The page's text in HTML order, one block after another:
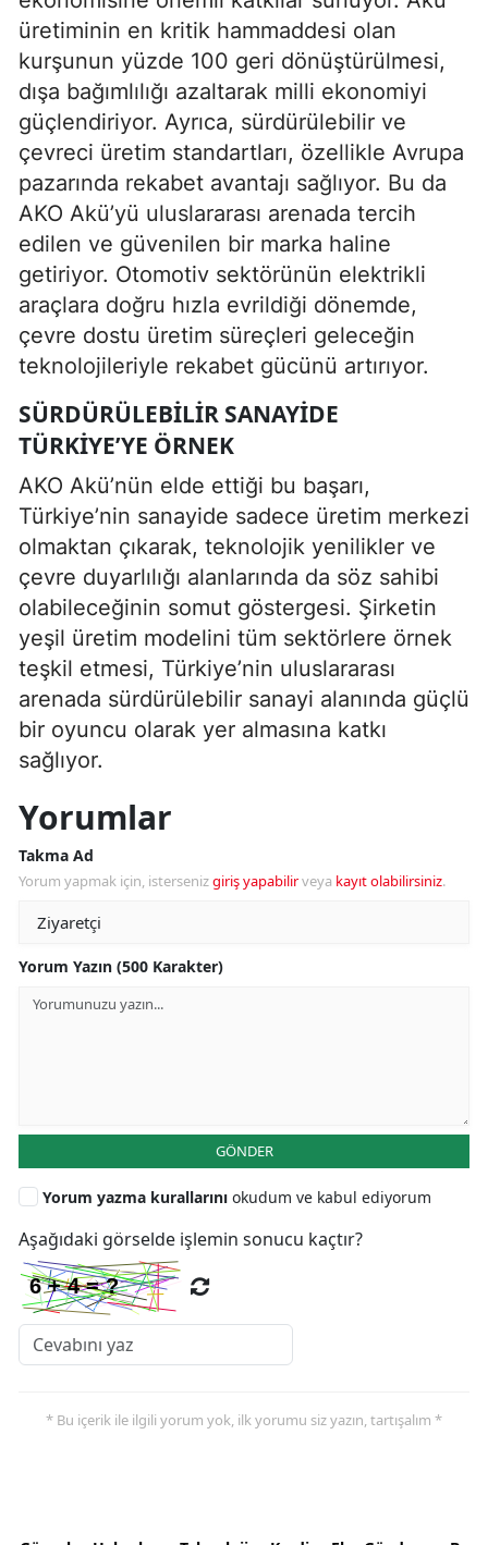
üretiminin en kritik hammaddesi olan
kurşunun yüzde 100 geri dönüştürülmesi,
dışa bağımlılığı azaltarak milli ekonomiyi
güçlendiriyor. Ayrıca, sürdürülebilir ve
çevreci üretim standartları, özellikle Avrupa
pazarında rekabet avantajı sağlıyor. Bu da
AKO Akü’yü uluslararası arenada tercih
edilen ve güvenilen bir marka haline
getiriyor. Otomotiv sektörünün elektrikli
araçlara doğru hızla evrildiği dönemde,
çevre dostu üretim süreçleri geleceğin
teknolojileriyle rekabet gücünü artırıyor.
SÜRDÜRÜLEBILIR SANAYIDE
TÜRKIYE’YE ÖRNEK
AKO Akü’nün elde ettiği bu başarı,
Türkiye’nin sanayide sadece üretim merkezi
olmaktan çıkarak, teknolojik yenilikler ve
çevre duyarlılığı alanlarında da söz sahibi
olabileceğinin somut göstergesi. Şirketin
yeşil üretim modelini tüm sektörlere örnek
teşkil etmesi, Türkiye’nin uluslararası
arenada sürdürülebilir sanayi alanında güçlü
bir oyuncu olarak yer almasına katkı
sağlıyor.
Yorumlar
Takma Ad
Yorum yapmak için, istersenizgiriş yapabilirveya kayıt olabilirsiniz.
Yorum Yazın (500 Karakter)
GÖNDER
Yorum yazma kurallarını okudum ve kabul ediyorum
Aşağıdaki görselde işlemin sonucu kaçtır?
* Bu içerik ile ilgili yorum yok, ilk yorumu siz yazın, tartışalım *